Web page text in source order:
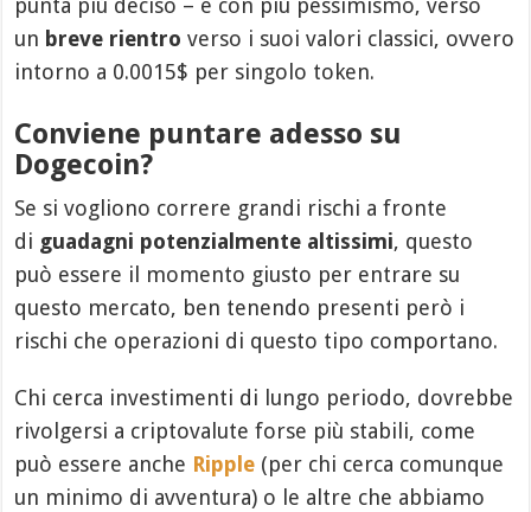
punta più deciso – e con più pessimismo, verso
un breve rientro verso i suoi valori classici, ovvero
intorno a 0.0015$ per singolo token.
Conviene puntare adesso su
Dogecoin?
Se si vogliono correre grandi rischi a fronte
di guadagni potenzialmente altissimi, questo
può essere il momento giusto per entrare su
questo mercato, ben tenendo presenti però i
rischi che operazioni di questo tipo comportano.
Chi cerca investimenti di lungo periodo, dovrebbe
rivolgersi a criptovalute forse più stabili, come
può essere anche Ripple (per chi cerca comunque
un minimo di avventura) o le altre che abbiamo